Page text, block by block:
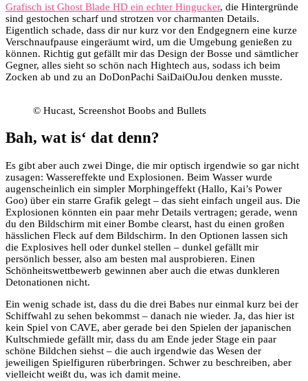
Grafisch ist Ghost Blade HD ein echter Hingucker, die Hintergründe
sind gestochen scharf und strotzen vor charmanten Details.
Eigentlich schade, dass dir nur kurz vor den Endgegnern eine kurze
Verschnaufpause eingeräumt wird, um die Umgebung genießen zu
können. Richtig gut gefällt mir das Design der Bosse und sämtlicher
Gegner, alles sieht so schön nach Hightech aus, sodass ich beim
Zocken ab und zu an DoDonPachi SaiDaiOuJou denken musste.
© Hucast, Screenshot Boobs and Bullets
Bah, wat is‘ dat denn?
Es gibt aber auch zwei Dinge, die mir optisch irgendwie so gar nicht
zusagen: Wassereffekte und Explosionen. Beim Wasser wurde
augenscheinlich ein simpler Morphingeffekt (Hallo, Kai’s Power
Goo) über ein starre Grafik gelegt – das sieht einfach ungeil aus. Die
Explosionen könnten ein paar mehr Details vertragen; gerade, wenn
du den Bildschirm mit einer Bombe clearst, hast du einen großen
hässlichen Fleck auf dem Bildschirm. In den Optionen lassen sich
die Explosives hell oder dunkel stellen – dunkel gefällt mir
persönlich besser, also am besten mal ausprobieren. Einen
Schönheitswettbewerb gewinnen aber auch die etwas dunkleren
Detonationen nicht.
Ein wenig schade ist, dass du die drei Babes nur einmal kurz bei der
Schiffwahl zu sehen bekommst – danach nie wieder. Ja, das hier ist
kein Spiel von CAVE, aber gerade bei den Spielen der japanischen
Kultschmiede gefällt mir, dass du am Ende jeder Stage ein paar
schöne Bildchen siehst – die auch irgendwie das Wesen der
jeweiligen Spielfiguren rüberbringen. Schwer zu beschreiben, aber
vielleicht weißt du, was ich damit meine.